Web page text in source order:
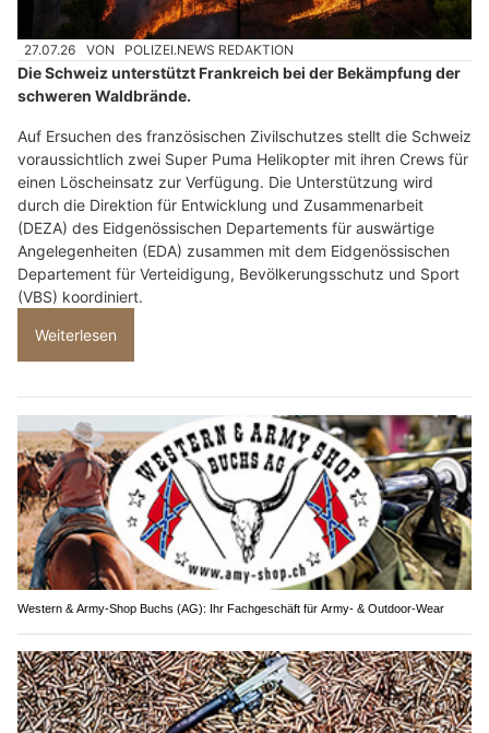
27.07.26 VON POLIZEI.NEWS REDAKTION
Die Schweiz unterstützt Frankreich bei der Bekämpfung der
schweren Waldbrände.
Auf Ersuchen des französischen Zivilschutzes stellt die Schweiz
voraussichtlich zwei Super Puma Helikopter mit ihren Crews für
einen Löscheinsatz zur Verfügung. Die Unterstützung wird
durch die Direktion für Entwicklung und Zusammenarbeit
(DEZA) des Eidgenössischen Departements für auswärtige
Angelegenheiten (EDA) zusammen mit dem Eidgenössischen
Departement für Verteidigung, Bevölkerungsschutz und Sport
(VBS) koordiniert.
Weiterlesen
Western & Army-Shop Buchs (AG): Ihr Fachgeschäft für Army- & Outdoor-Wear